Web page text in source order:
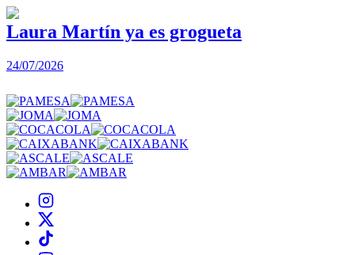
Laura Martín ya es grogueta
24/07/2026